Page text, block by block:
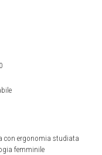
con ergonomia studiata
femminile